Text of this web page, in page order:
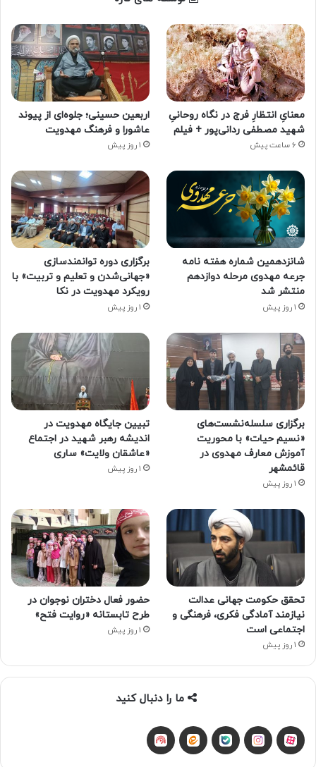
معنایِ انتظارِ فرج در نگاه روحانیِ
شهید مصطفی ردانی‌پور + فیلم
6 ساعت پیش
اربعین حسینی؛ جلوه‌ای از پیوند
عاشورا و فرهنگ مهدویت
1 روز پیش
شانزدهمین شماره هفته‌ نامه
جرعه مهدوی مرحله دوازدهم
منتشر شد
1 روز پیش
برگزاری دوره توانمندسازی
«جهانی‌شدن و تعلیم و تربیت» با
رویکرد مهدویت در نکا
1 روز پیش
برگزاری سلسله‌نشست‌های
«نسیم حیات» با محوریت
آموزش معارف مهدوی در
قائمشهر
1 روز پیش
تبیین جایگاه مهدویت در
اندیشه رهبر شهید در اجتماع
«عاشقان ولایت» ساری
1 روز پیش
تحقق حکومت جهانی عدالت
نیازمند آمادگی فکری، فرهنگی و
اجتماعی است
1 روز پیش
حضور فعال دختران نوجوان در
طرح تابستانه «روایت فتح»
1 روز پیش
ما را دنبال کنید
آپاراتاینستاگرام
بله ایتا شنوتو